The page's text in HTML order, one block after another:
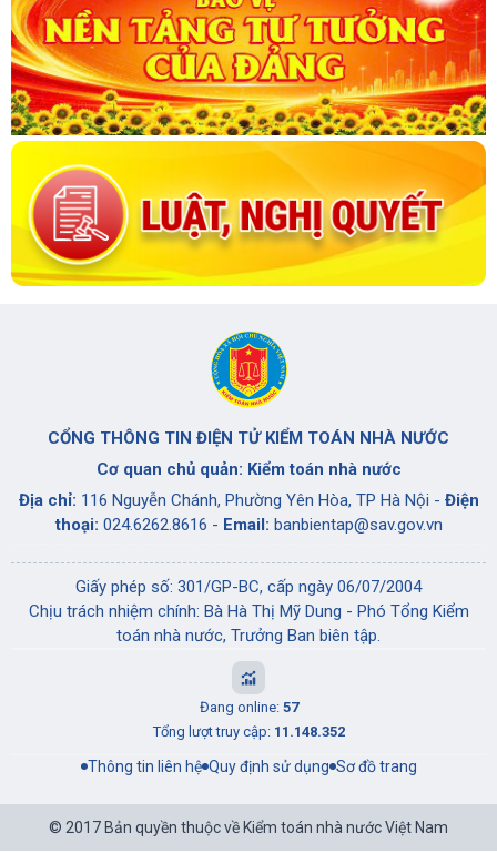
CỔNG THÔNG TIN ĐIỆN TỬ KIỂM TOÁN NHÀ NƯỚC
Cơ quan chủ quản: Kiểm toán nhà nước
Địa chỉ: 116 Nguyễn Chánh, Phường Yên Hòa, TP Hà Nội - Điện
thoại: 024.6262.8616 - Email: banbientap@sav.gov.vn
Giấy phép số: 301/GP-BC, cấp ngày 06/07/2004
Chịu trách nhiệm chính: Bà Hà Thị Mỹ Dung - Phó Tổng Kiểm
toán nhà nước, Trưởng Ban biên tập.
Đang online: 57
Tổng lượt truy cập: 11.148.352
Thông tin liên hệ Quy định sử dụng Sơ đồ trang
© 2017 Bản quyền thuộc về Kiểm toán nhà nước Việt Nam